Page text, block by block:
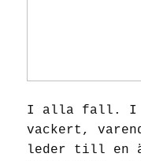
I alla fall. I
vackert,
leder till en